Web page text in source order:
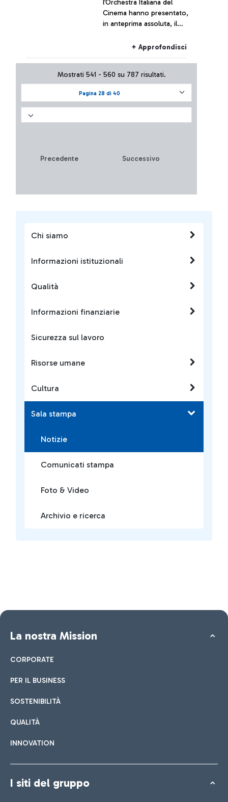
Chi siamo
Informazioni istituzionali
Qualità
Informazioni finanziarie
Sicurezza sul lavoro
Risorse umane
Cultura
Sala stampa
Notizie
Comunicati stampa
Foto & Video
Archivio e ricerca
l’Orchestra Italiana del
Cinema hanno presentato,
in anteprima assoluta, il
capitolo della saga, con 80
elementi che hanno
+ Approfondisci
Pagina 28 di 40
Mostrati 541 - 560 su 787 risultati.
Precedente Successivo
La nostra Mission
CORPORATE
PER IL BUSINESS
SOSTENIBILITÀ
QUALITÀ
INNOVATION
I siti del gruppo